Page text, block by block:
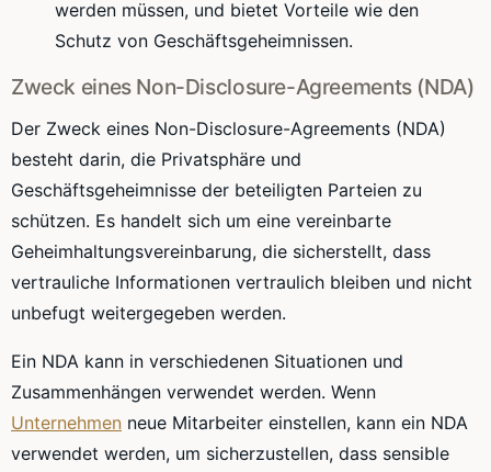
werden müssen, und bietet Vorteile wie den
Schutz von Geschäftsgeheimnissen.
Zweck eines Non-Disclosure-Agreements (NDA)
Der Zweck eines Non-Disclosure-Agreements (NDA)
besteht darin, die Privatsphäre und
Geschäftsgeheimnisse der beteiligten Parteien zu
schützen. Es handelt sich um eine vereinbarte
Geheimhaltungsvereinbarung, die sicherstellt, dass
vertrauliche Informationen vertraulich bleiben und nicht
unbefugt weitergegeben werden.
Ein NDA kann in verschiedenen Situationen und
Zusammenhängen verwendet werden. Wenn
Unternehmen neue Mitarbeiter einstellen, kann ein NDA
verwendet werden, um sicherzustellen, dass sensible